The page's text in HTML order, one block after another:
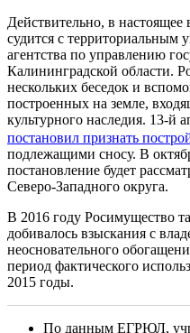
Действительно, в
судится с территориальным
агентства по управлению
Калининградской области.
нескольких беседок и
построенных на земле,
культурного наследия. 13-й
постановил признать
подлежащими сносу. В
постановление будет
Северо-Западного округа.
В 2016 году Росимущество
добивалось взыскания с
неосновательного
период фактического
2015 годы.
По данным ЕГРЮЛ,